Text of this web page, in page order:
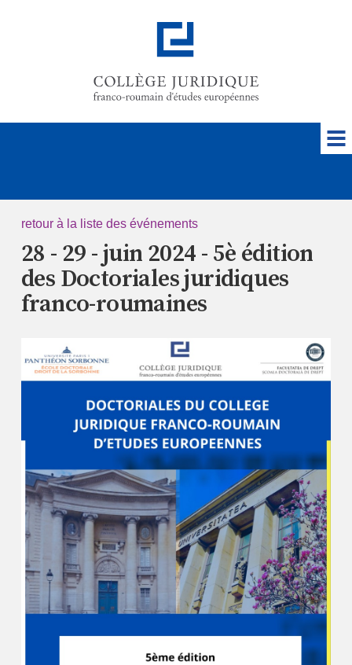
retour à la liste des événements
28 - 29 - juin 2024 - 5è édition
des Doctoriales juridiques
franco-roumaines